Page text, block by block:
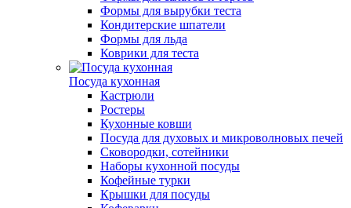
Формы для вырубки теста
Кондитерские шпатели
Формы для льда
Коврики для теста
Посуда кухонная
Кастрюли
Ростеры
Кухонные ковши
Посуда для духовых и микроволновых печей
Сковородки, сотейники
Наборы кухонной посуды
Кофейные турки
Крышки для посуды